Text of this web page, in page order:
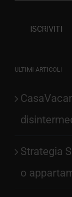
ULTIMI ARTICOLI
Strategia
o